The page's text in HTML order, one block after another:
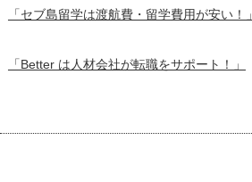
「セブ島留学は渡航費・留学費用が安い！」
「Better は人材会社が転職をサポート！」